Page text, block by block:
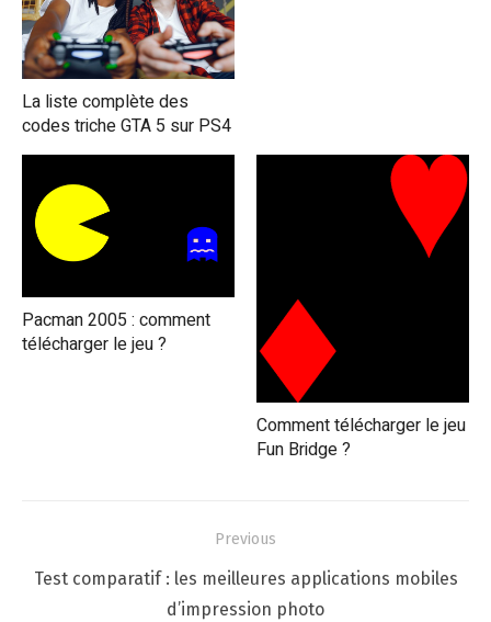
La liste complète des
codes triche GTA 5 sur PS4
Pacman 2005 : comment
télécharger le jeu ?
Comment télécharger le jeu
Fun Bridge ?
de
Previous
Previous
Test comparatif : les meilleures applications mobiles
d’impression photo